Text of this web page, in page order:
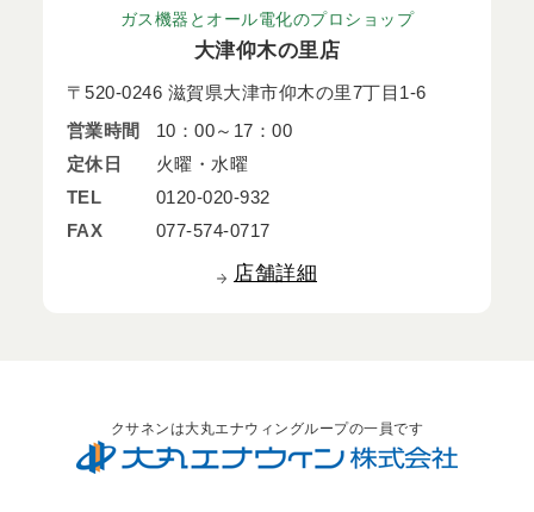
ガス機器とオール電化のプロショップ
大津仰木の里店
〒520-0246 滋賀県大津市仰木の里7丁目1-6
営業時間
10：00～17：00
定休日
火曜・水曜
TEL
0120-020-932
FAX
077-574-0717
店舗詳細
クサネンは大丸エナウィングループの一員です